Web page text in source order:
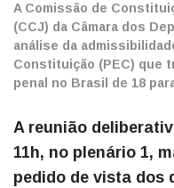
A Comissão de
(CCJ) da Câmara dos
análise da
Constituição (PEC) que
penal no Brasil de 18
A reunião
11h, no plenário 1,
pedido de vista dos